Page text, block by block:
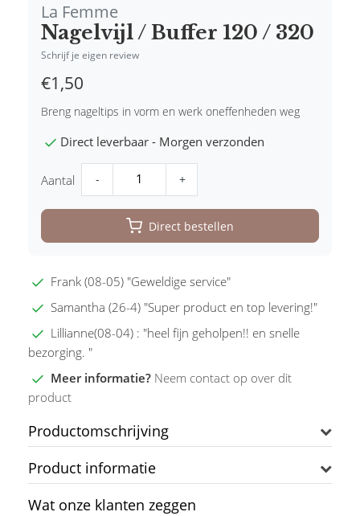
La Femme
Nagelvijl / Buffer 120 / 320
Schrijf je eigen review
€1,50
Breng nageltips in vorm en werk oneffenheden weg
Direct leverbaar - Morgen verzonden
Aantal - +
Direct bestellen
Frank (08-05) "Geweldige service"
Samantha (26-4) "Super product en top levering!"
Lillianne(08-04) : "heel fijn geholpen!! en snelle
bezorging. "
Meer informatie? Neem contact op over dit
product
Productomschrijving
Product informatie
Wat onze klanten zeggen